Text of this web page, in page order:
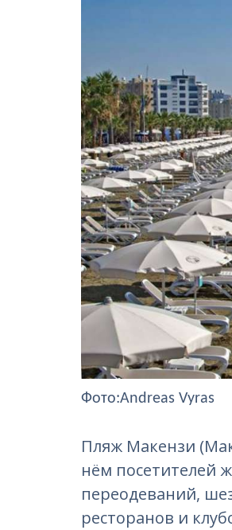
Фото:Andreas Vyras
Пляж Макензи
нём посетителей
переодеваний,
ресторанов и